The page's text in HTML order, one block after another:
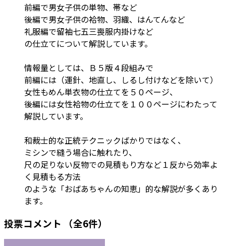
前編で男女子供の単物、帯など
後編で男女子供の袷物、羽織、はんてんなど
礼服編で留袖七五三喪服内掛けなど
の仕立てについて解説しています。
情報量としては、Ｂ５版４段組みで
前編には（運針、地直し、しるし付けなどを除いて）
女性もめん単衣物の仕立てを５０ページ、
後編には女性袷物の仕立てを１００ページにわたって
解説しています。
和裁士的な正統テクニックばかりではなく、
ミシンで縫う場合に触れたり、
尺の足りない反物での見積もり方など１反から効率よ
く見積もる方法
のような「おばあちゃんの知恵」的な解説が多くあり
ます。
投票コメント （全6件）